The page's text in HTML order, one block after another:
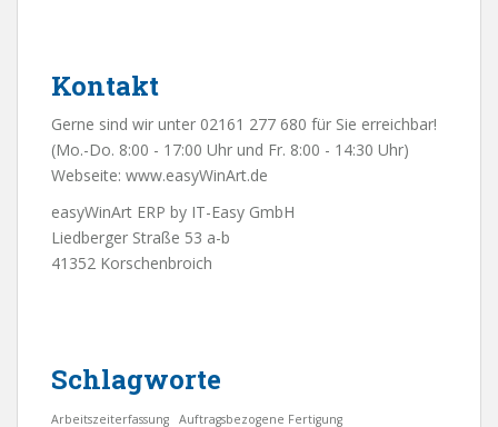
Kontakt
Gerne sind wir unter 02161 277 680 für Sie erreichbar!
(Mo.-Do. 8:00 - 17:00 Uhr und Fr. 8:00 - 14:30 Uhr)
Webseite: www.easyWinArt.de
easyWinArt ERP by IT-Easy GmbH
Liedberger Straße 53 a-b
41352 Korschenbroich
Schlagworte
Arbeitszeiterfassung
Auftragsbezogene Fertigung